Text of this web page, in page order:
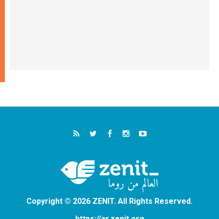
Copyright © 2026 ZENIT. All Rights Reserved.